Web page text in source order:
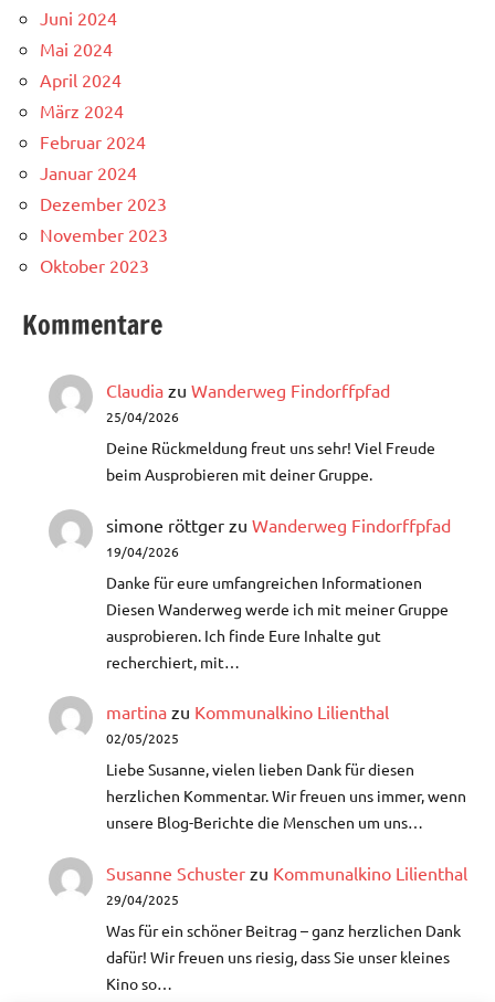
Juni 2024
Mai 2024
April 2024
März 2024
Februar 2024
Januar 2024
Dezember 2023
November 2023
Oktober 2023
Kommentare
Claudia zu Wanderweg Findorffpfad
25/04/2026
Deine Rückmeldung freut uns sehr! Viel Freude
beim Ausprobieren mit deiner Gruppe.
simone röttger zu Wanderweg Findorffpfad
19/04/2026
Danke für eure umfangreichen Informationen
Diesen Wanderweg werde ich mit meiner Gruppe
ausprobieren. Ich finde Eure Inhalte gut
recherchiert, mit…
martina zu Kommunalkino Lilienthal
02/05/2025
Liebe Susanne, vielen lieben Dank für diesen
herzlichen Kommentar. Wir freuen uns immer, wenn
unsere Blog-Berichte die Menschen um uns…
Susanne Schuster zu Kommunalkino Lilienthal
29/04/2025
Was für ein schöner Beitrag – ganz herzlichen Dank
dafür!​ Wir freuen uns riesig, dass Sie unser kleines
Kino so…